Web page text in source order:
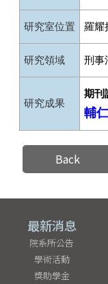
研究室位置 羅耀
研究領域 刑事
研究成果
期刊
輔
Back
最新消息
院系所公告
學術活動
獎助學金